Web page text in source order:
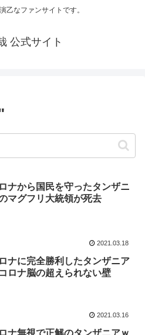
乙なファンサイトです。
公式サイト
ナから国民を守ったタンザニ
マグフリ大統領が死去
2021.03.18
ナに完全勝利したタンザニア
ロナ脳の超えられない壁
2021.03.16
ナ無視で正解のタンザニアｗ